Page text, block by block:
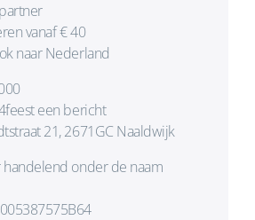
vanaf € 40
naar Nederland
een bericht
21, 2671GC Naaldwijk
handelend onder de naam